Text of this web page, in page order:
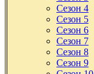
Сезон 4
Сезон 5
Сезон 6
Сезон 7
Сезон 8
Сезон 9